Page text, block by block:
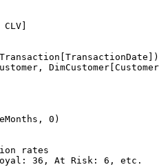
0)
rates
36, At Risk: 6, etc.